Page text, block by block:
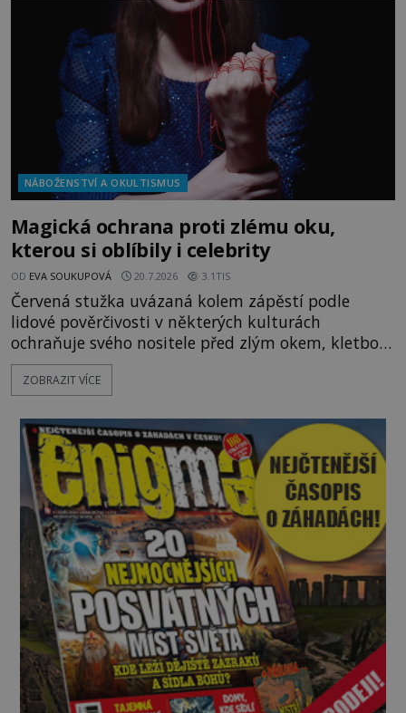
kouzla, jak si někteří myslí, nebo jde o pouhou
pověru? Už šest měsíců pobývá
NÁBOŽENSTVÍ A OKULTISMUS
Magická ochrana proti zlému oku,
kterou si oblíbily i celebrity
OD EVA SOUKUPOVÁ 20.7.2026 3.1TIS
Červená stužka uvázaná kolem zápěstí podle
lidové pověrčivosti v některých kulturách
ochraňuje svého nositele před zlým okem, kletbou,
která může přivodit neštěstí či nemoc. S tímto
nenápadným symbolem magické ochrany lze
nebo Leonarda DiCapria. Na Blízkém východě a v
židovských komunitách po celém světě, je
ZOBRAZIT VÍCE